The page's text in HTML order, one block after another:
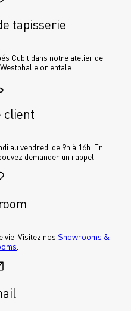
tapisserie
Cubit dans notre atelier de
orientale.
client
au vendredi de 9h à 16h. En
demander un rappel.
vie. Visitez nos Showrooms &